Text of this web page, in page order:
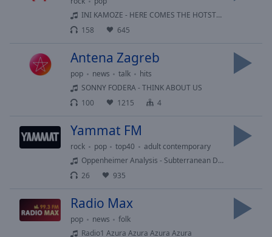
window.
close
Color
INI KAMOZE - HERE COMES THE HOTSTEPPER
158
645
Antena Zagreb
pop news talk
hits
SONNY FODERA - THINK ABOUT US
100
1215 4
Yammat FM
rock pop top40
adult contemporary
Oppenheimer Analysis - Subterranean Desire
26
935
Radio Max
pop news
folk
Radio1 Azura Azura Azura Azura